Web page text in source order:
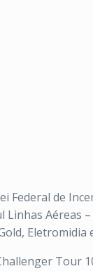
Federal de
Linhas
Eletromidia
Tour